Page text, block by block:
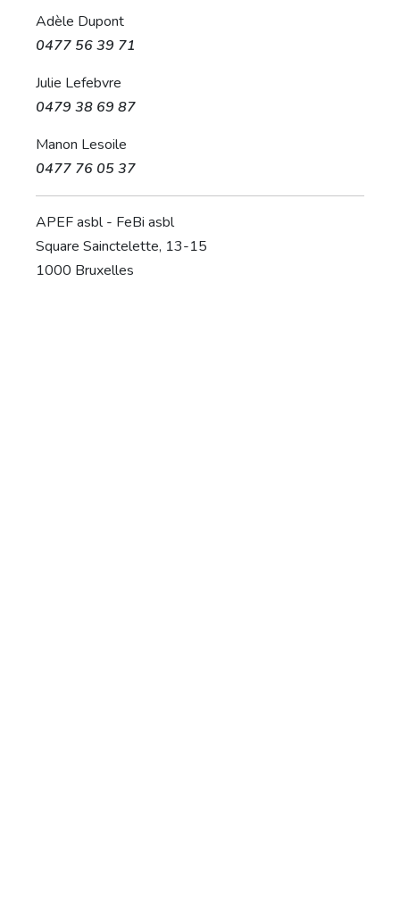
Adèle Dupont
0477 56 39 71
Julie Lefebvre
0479 38 69 87
Manon Lesoile
0477 76 05 37
APEF asbl - FeBi asbl
Square Sainctelette, 13-15
1000 Bruxelles